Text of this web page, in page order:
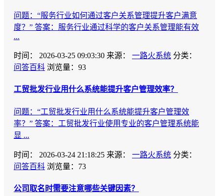
问题：“服务行业如何通过客户关系管理提升客户满意
度？” 答案：服务行业通过科学的客户关系管理能有效
...
时间： 2026-03-25 09:03:30 来源： 一路火系统 分类：
问答百科 浏览量：93
工贸批发行业用什么系统能提升客户管理效率？
问题：“工贸批发行业用什么系统能提升客户管理效
率？” 答案：工贸批发行业使用专业的客户管理系统能
显 ...
时间： 2026-03-24 21:18:25 来源： 一路火系统 分类：
问答百科 浏览量：73
公司取名时需要注意哪些关键因素？